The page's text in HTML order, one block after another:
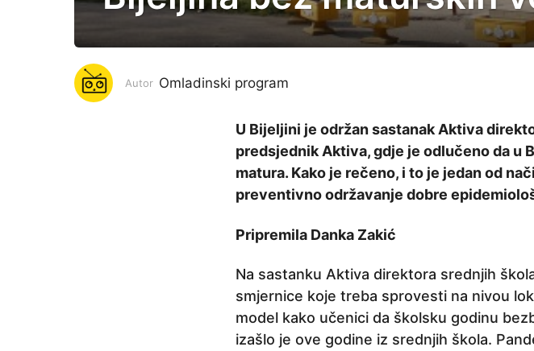
g
d
i
n
Autor Omladinski program
U Bijeljini je održan sastanak Aktiva
predsjednik Aktiva, gdje je odlučeno da u
matura. Kako je rečeno, i to je jedan od
preventivno održavanje dobre
Pripremila Danka Zakić
Na sastanku Aktiva direktora srednjih
smjernice koje treba sprovesti na nivou
model kako učenici da školsku godinu
izašlo je ove godine iz srednjih škola.